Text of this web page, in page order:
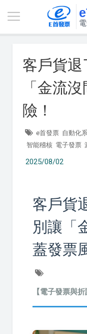
客戶貨
「金流
險！
e首發票 自動化
智能稽核 電子發票
2025/08/02
客戶貨
別讓「
蓋發票
【電子發票與